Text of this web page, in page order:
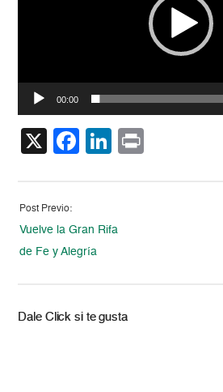
00:00
X Facebook
LinkedIn
Post Previo:
Vuelve la Gran Rifa
de Fe y Alegría
Dale Click si te gusta